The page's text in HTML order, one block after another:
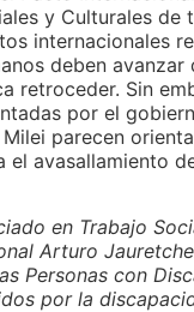
y Culturales de
internacionales
deben avanzar
retroceder. Sin
por el
parecen
el avasallamiento
en Trabajo
Arturo
Personas con
por la